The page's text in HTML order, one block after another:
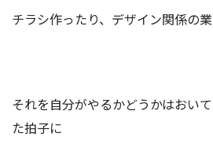
チラシ作ったり、デザイン関係の業
それを自分がやるかどうかはおい
た拍子に